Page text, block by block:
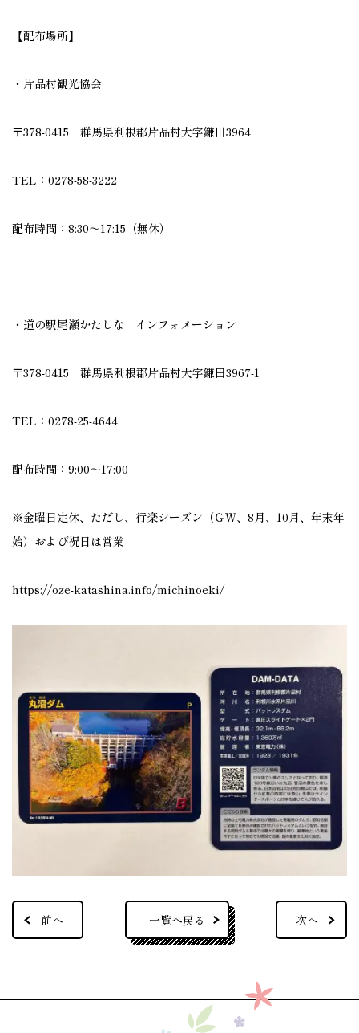
【配布場所】
・片品村観光協会
〒378-0415 群馬県利根郡片品村大字鎌田3964
TEL：0278-58-3222
配布時間：8:30～17:15（無休）
・道の駅尾瀬かたしな インフォメーション
〒378-0415 群馬県利根郡片品村大字鎌田3967-1
TEL：0278-25-4644
配布時間：9:00～17:00
※金曜日定休、ただし、行楽シーズン（ＧＷ、8月、10月、年末年
始）および祝日は営業
https://oze-katashina.info/michinoeki/
前へ 次へ
一覧へ戻る